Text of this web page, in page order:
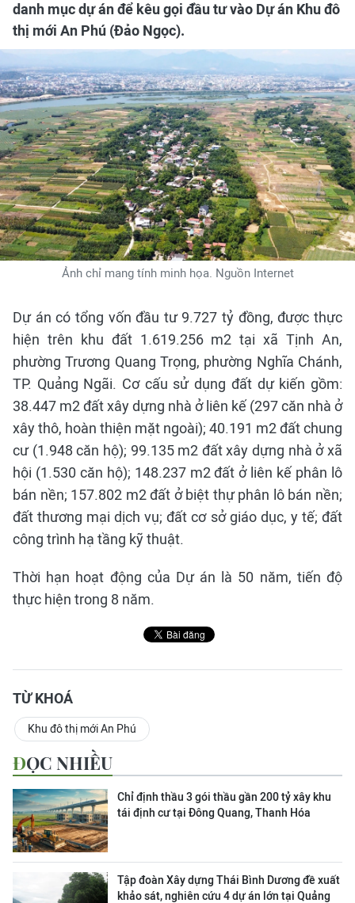
danh mục dự án để kêu gọi đầu tư vào Dự án Khu đô
thị mới An Phú (Đảo Ngọc).
Ảnh chỉ mang tính minh họa. Nguồn Internet
Dự án có tổng vốn đầu tư 9.727 tỷ đồng, được thực
hiện trên khu đất 1.619.256 m2 tại xã Tịnh An,
phường Trương Quang Trọng, phường Nghĩa Chánh,
TP. Quảng Ngãi. Cơ cấu sử dụng đất dự kiến gồm:
38.447 m2 đất xây dựng nhà ở liên kế (297 căn nhà ở
xây thô, hoàn thiện mặt ngoài); 40.191 m2 đất chung
cư (1.948 căn hộ); 99.135 m2 đất xây dựng nhà ở xã
hội (1.530 căn hộ); 148.237 m2 đất ở liên kế phân lô
bán nền; 157.802 m2 đất ở biệt thự phân lô bán nền;
đất thương mại dịch vụ; đất cơ sở giáo dục, y tế; đất
công trình hạ tầng kỹ thuật.
Thời hạn hoạt động của Dự án là 50 năm, tiến độ
thực hiện trong 8 năm.
TỪ KHOÁ
Khu đô thị mới An Phú
ĐỌC NHIỀU
Chỉ định thầu 3 gói thầu gần 200 tỷ xây khu
tái định cư tại Đông Quang, Thanh Hóa
Tập đoàn Xây dựng Thái Bình Dương đề xuất
khảo sát, nghiên cứu 4 dự án lớn tại Quảng